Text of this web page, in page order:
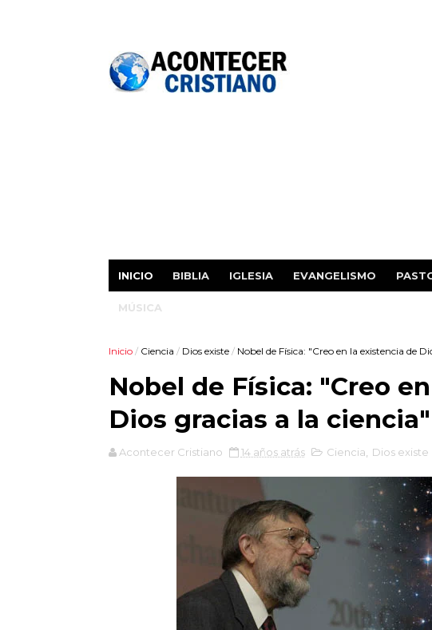
INICIO BIBLIA IGLESIA EVANGELISMO
MÚSICA
Inicio / Ciencia / Dios existe / Nobel de Física: "Creo en la existencia de
Nobel de Física: "Creo
Dios gracias a la ciencia"
Acontecer Cristiano 14 años atrás Ciencia Dios existe